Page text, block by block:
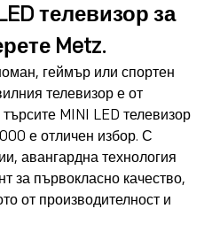
телевизор за
Metz.
геймър или спортен
телевизор е от
MINI LED телевизор
е отличен избор. С
авангардна технология
за първокласно качество,
от производителност и